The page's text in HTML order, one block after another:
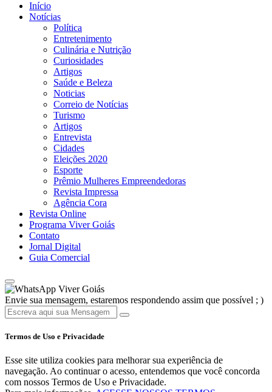
Início
Notícias
Política
Entretenimento
Culinária e Nutrição
Curiosidades
Artigos
Saúde e Beleza
Noticias
Correio de Notícias
Turismo
Artigos
Entrevista
Cidades
Eleições 2020
Esporte
Prêmio Mulheres Empreendedoras
Revista Impressa
Agência Cora
Revista Online
Programa Viver Goiás
Contato
Jornal Digital
Guia Comercial
Viver Goiás
Envie sua mensagem, estaremos respondendo assim que possível ; )
Termos de Uso e Privacidade
Esse site utiliza cookies para melhorar sua experiência de
navegação. Ao continuar o acesso, entendemos que você concorda
com nossos Termos de Uso e Privacidade.